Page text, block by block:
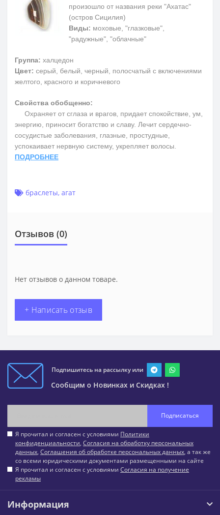
произошло от названия реки "Ахатас"
(остров Сицилия)
Виды: моховые, "глазковые",
"радужные", "облачные"
Группа: халцедон
Цвет: серый, белый, черный, полосчатый с включениями
желтого, красного и коричневого
Свойства обобщенно:
Охраняет от сглаза и врагов, придает спокойствие, ум,
энергию, приносит богатство и славу. Лечит сердечно-
сосудистые заболевания, глазные, простудные,
успокаивает нервную систему, укрепляет волосы.
ПОДРОБНЕЕ
браслеты, агат
Отзывов (0)
Нет отзывов о данном товаре.
+ Написать отзыв
Подпишитесь на рассылку или
Сообщим о Новинках и Скидках !
Подписаться
Я прочитал и согласен с условиями Политики
конфиденциальности, Согласия на обработку персональных
данных, Соглашения об обработке персональных данных, а так же
со всеми юридическими документами размещенными на сайте
Я прочитал и согласен с условиями Согласия на получение
рекламы
Информация